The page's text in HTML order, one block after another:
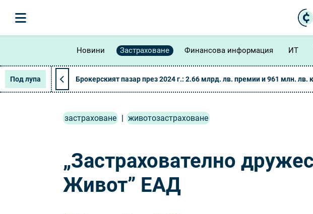
Новини Застраховане Финансова информация ИТ
Под лупа Брокерският пазар през 2024 г.: 2.66 млрд. лв. премии и 961 млн. лв.
застраховане | животозастраховане
„Застрахователно
Живот” ЕАД